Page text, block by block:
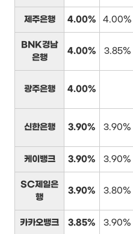
제주은행 4.00% 4.00%
BNK경남
은행
4.00% 3.85%
광주은행 4.00%
신한은행 3.90% 3.90%
케이뱅크 3.90% 3.90%
SC제일은
행
3.90% 3.80%
카카오뱅크 3.85% 3.90%